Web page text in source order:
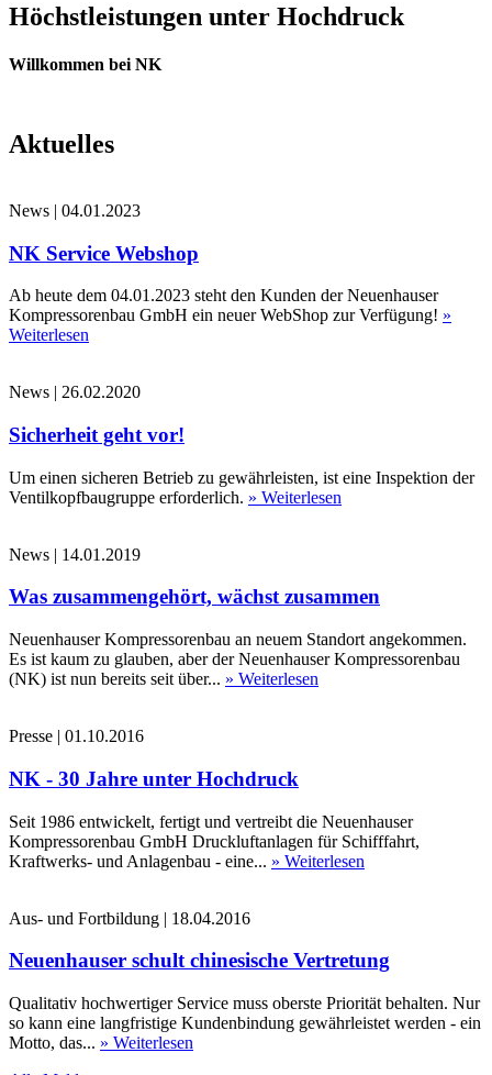
Höchstleistungen unter Hochdruck
Willkommen bei NK
Aktuelles
News | 04.01.2023
NK Service Webshop
Ab heute dem 04.01.2023 steht den Kunden der Neuenhauser
Kompressorenbau GmbH ein neuer WebShop zur Verfügung! »
Weiterlesen
News | 26.02.2020
Sicherheit geht vor!
Um einen sicheren Betrieb zu gewährleisten, ist eine Inspektion der
Ventilkopfbaugruppe erforderlich. » Weiterlesen
News | 14.01.2019
Was zusammengehört, wächst zusammen
Neuenhauser Kompressorenbau an neuem Standort angekommen.
Es ist kaum zu glauben, aber der Neuenhauser Kompressorenbau
(NK) ist nun bereits seit über... » Weiterlesen
Presse | 01.10.2016
NK - 30 Jahre unter Hochdruck
Seit 1986 entwickelt, fertigt und vertreibt die Neuenhauser
Kompressorenbau GmbH Druckluftanlagen für Schifffahrt,
Kraftwerks- und Anlagenbau - eine... » Weiterlesen
Aus- und Fortbildung | 18.04.2016
Neuenhauser schult chinesische Vertretung
Qualitativ hochwertiger Service muss oberste Priorität behalten. Nur
so kann eine langfristige Kundenbindung gewährleistet werden - ein
Motto, das... » Weiterlesen